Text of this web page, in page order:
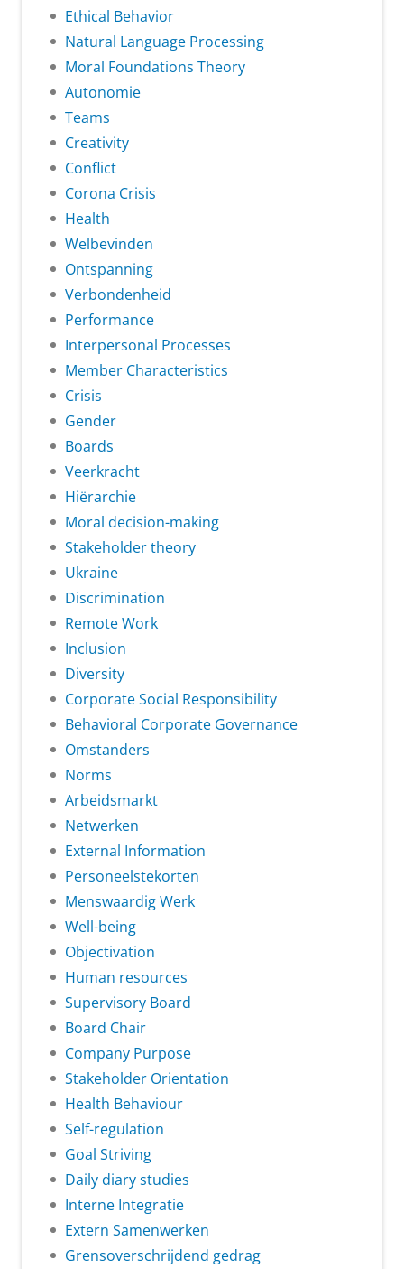
Ethical Behavior
Natural Language Processing
Moral Foundations Theory
Autonomie
Teams
Creativity
Conflict
Corona Crisis
Health
Welbevinden
Ontspanning
Verbondenheid
Performance
Interpersonal Processes
Member Characteristics
Crisis
Gender
Boards
Veerkracht
Hiërarchie
Moral decision-making
Stakeholder theory
Ukraine
Discrimination
Remote Work
Inclusion
Diversity
Corporate Social Responsibility
Behavioral Corporate Governance
Omstanders
Norms
Arbeidsmarkt
Netwerken
External Information
Personeelstekorten
Menswaardig Werk
Well-being
Objectivation
Human resources
Supervisory Board
Board Chair
Company Purpose
Stakeholder Orientation
Health Behaviour
Self-regulation
Goal Striving
Daily diary studies
Interne Integratie
Extern Samenwerken
Grensoverschrijdend gedrag